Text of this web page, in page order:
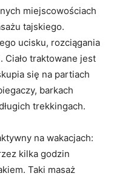
miejscowościach
tajskiego.
ucisku, rozciągania
traktowane jest
się na partiach
barkach
trekkingach.
na wakacjach:
kilka godzin
Taki masaż